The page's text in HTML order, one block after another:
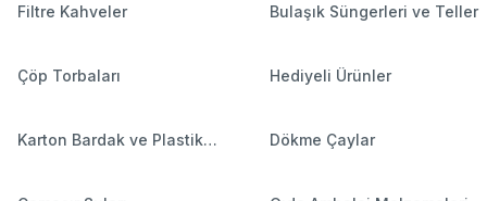
Filtre Kahveler Bulaşık Süngerleri ve Teller
Çöp Torbaları Hediyeli Ürünler
Karton Bardak ve Plastik
Dökme Çaylar